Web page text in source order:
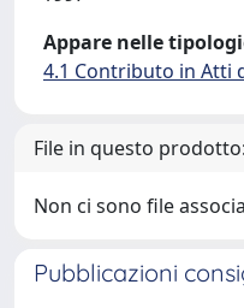
Appare nelle
4.1 Contributo in Atti
File in questo prodotto:
Non ci sono file
Pubblicazioni